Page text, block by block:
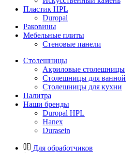
Пластик HPL
Duropal
Раковины
Мебельные плиты
Стеновые панели
Столешницы
Акриловые столешницы
Столешницы для ванной
Столешницы для кухни
Палитра
Наши бренды
Duropal HPL
Hanex
Durasein
Для обработчиков